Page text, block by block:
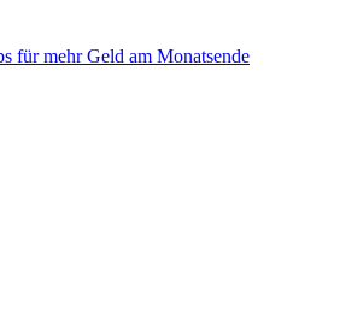
für mehr Geld am Monatsende